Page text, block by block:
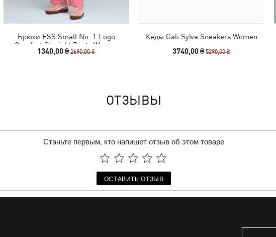
Брюки ESS Small No. 1 Logo
Comfort Straight Pants Women
1340,00 ₴2690,00 ₴
Кеды Cali Sylva Sneakers Women
3740,00 ₴5290,00 ₴
ОТЗЫВЫ
Станьте первым, кто напишет отзыв об этом товаре
ОСТАВИТЬ ОТЗЫВ